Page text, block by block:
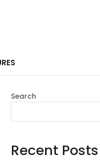
Search
Recent Posts